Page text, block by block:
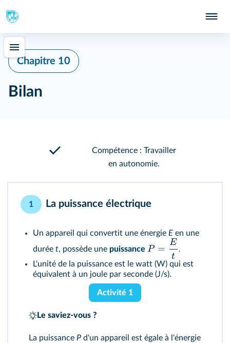
Chapitre 10
Bilan
Compétence : Travailler
en autonomie.
1 La puissance électrique
Un appareil qui convertit une énergie E en une
durée t, possède une puissance P =
t
E
.
L'unité de la puissance est le watt (W) qui est
équivalent à un joule par seconde (J/s).
Activité 1
Le saviez-vous ?
La puissance P d'un appareil est égale à l'énergie